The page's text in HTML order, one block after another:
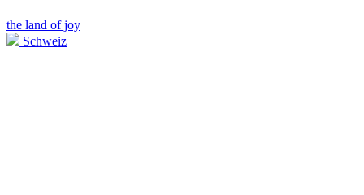
the land of joy
Schweiz